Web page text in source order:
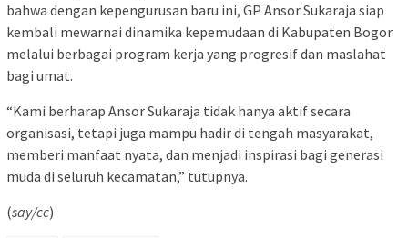
bahwa dengan kepengurusan baru ini, GP Ansor Sukaraja siap
kembali mewarnai dinamika kepemudaan di Kabupaten Bogor
melalui berbagai program kerja yang progresif dan maslahat
bagi umat.
“Kami berharap Ansor Sukaraja tidak hanya aktif secara
organisasi, tetapi juga mampu hadir di tengah masyarakat,
memberi manfaat nyata, dan menjadi inspirasi bagi generasi
muda di seluruh kecamatan,” tutupnya.
(say/cc)